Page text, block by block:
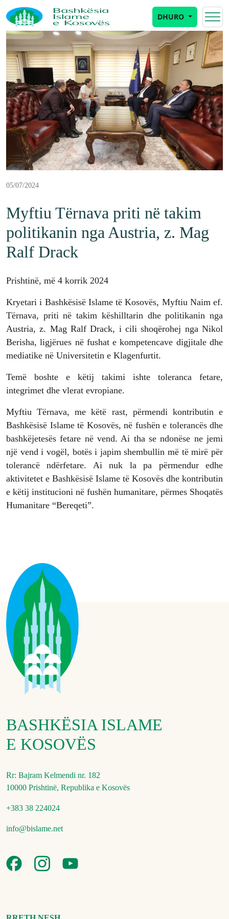
DHURO
05/07/2024
Myftiu Tërnava priti në takim
politikanin nga Austria, z. Mag
Ralf Drack
Prishtinë, më 4 korrik 2024
Kryetari i Bashkësisë Islame të Kosovës, Myftiu Naim ef.
Tërnava, priti në takim këshilltarin dhe politikanin nga
Austria, z. Mag Ralf Drack, i cili shoqërohej nga Nikol
Berisha, ligjërues në fushat e kompetencave digjitale dhe
mediatike në Universitetin e Klagenfurtit.
Temë boshte e këtij takimi ishte toleranca fetare,
integrimet dhe vlerat evropiane.
Myftiu Tërnava, me këtë rast, përmendi kontributin e
Bashkësisë Islame të Kosovës, në fushën e tolerancës dhe
bashkëjetesës fetare në vend. Ai tha se ndonëse ne jemi
një vend i vogël, botës i japim shembullin më të mirë për
tolerancë ndërfetare. Ai nuk la pa përmendur edhe
aktivitetet e Bashkësisë Islame të Kosovës dhe kontributin
e këtij institucioni në fushën humanitare, përmes Shoqatës
Humanitare “Bereqeti”.
BASHKËSIA ISLAME
E KOSOVËS
Rr: Bajram Kelmendi nr. 182
10000 Prishtinë, Republika e Kosovës
+383 38 224024
info@bislame.net